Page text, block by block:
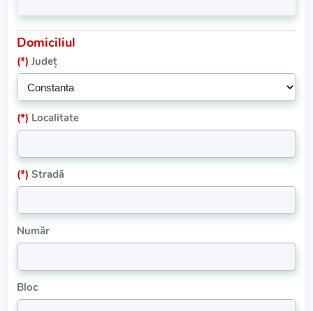
Domiciliul
(*) Județ
(*) Localitate
(*) Stradă
Număr
Bloc